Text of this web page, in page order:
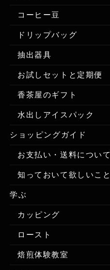
コーヒー豆
ドリップバッグ
抽出器具
お試しセットと定期便
香茶屋のギフト
水出しアイスパック
ショッピングガイド
お支払い・送料について
知っておいて欲しいこと
学ぶ
カッピング
ロースト
焙煎体験教室